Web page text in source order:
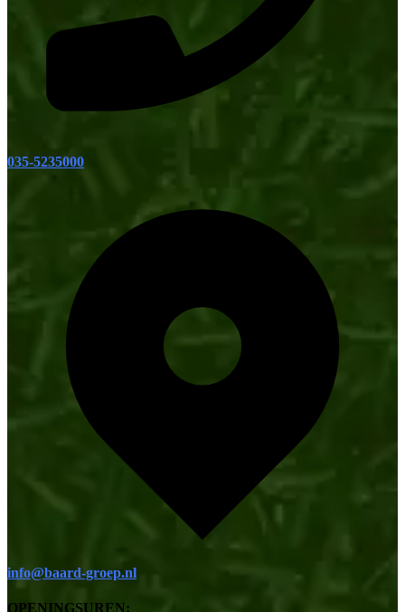
035-5235000
info@baard-groep.nl
OPENINGSUREN: